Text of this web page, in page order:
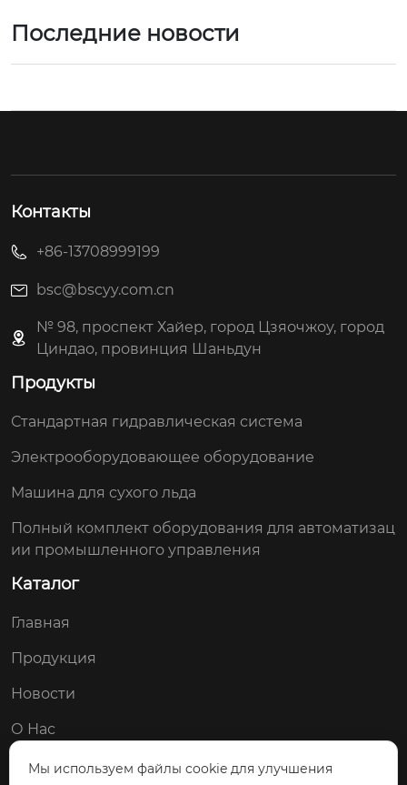
Последние новости
Контакты
+86-13708999199
bsc@bscyy.com.cn
№ 98, проспект Хайер, город Цзяочжоу, город
Циндао, провинция Шаньдун
Продукты
Стандартная гидравлическая система
Электрооборудовающее оборудование
Машина для сухого льда
Полный комплект оборудования для автоматизац
ии промышленного управления
Каталог
Главная
Продукция
Новости
О Нас
Контакты
Мы используем файлы cookie для улучшения